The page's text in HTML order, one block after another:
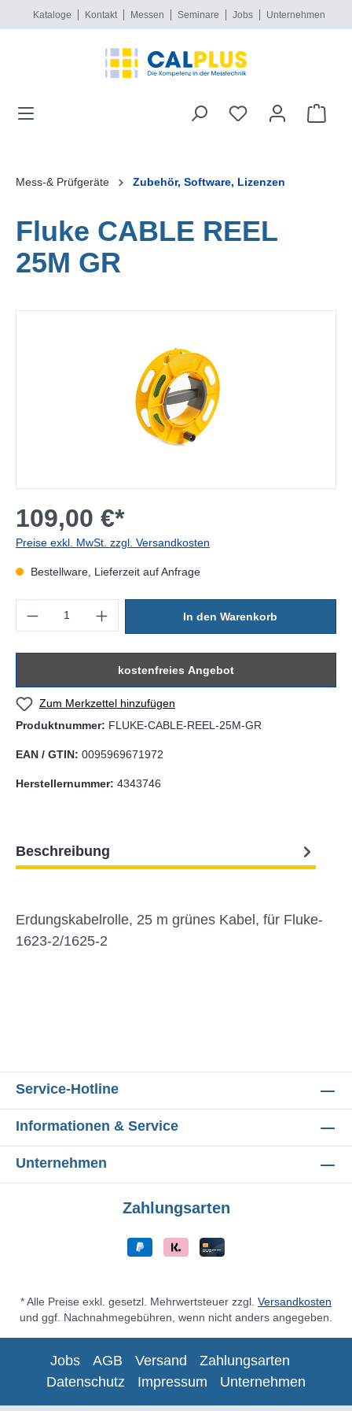
springen
Kataloge Kontakt Messen Seminare Jobs Unternehmen
Mess-& Prüfgeräte Zubehör, Software, Lizenzen
Fluke CABLE REEL
25M GR
109,00 €*
Preise exkl. MwSt. zzgl. Versandkosten
Bestellware, Lieferzeit auf Anfrage
In den Warenkorb
kostenfreies Angebot
Zum Merkzettel hinzufügen
Produktnummer: FLUKE-CABLE-REEL-25M-GR
EAN / GTIN: 0095969671972
Herstellernummer: 4343746
Beschreibung
Erdungs­kabelrolle, 25 m grünes Kabel, für Fluke-
1623-2/1625-2
Service-Hotline
Informationen & Service
Unternehmen
Zahlungsarten
* Alle Preise exkl. gesetzl. Mehrwertsteuer zzgl. Versandkosten
und ggf. Nachnahmegebühren, wenn nicht anders angegeben.
Jobs AGB Versand
Zahlungsarten
Datenschutz
Impressum Unternehmen